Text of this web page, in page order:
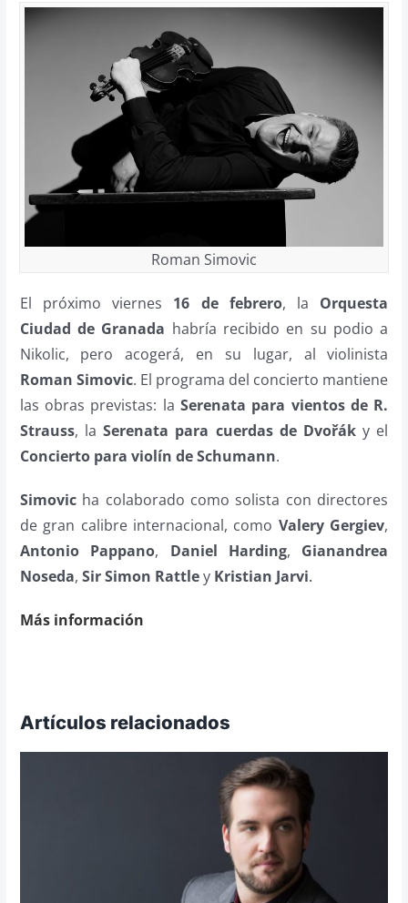
Roman Simovic
El próximo viernes 16 de febrero, la Orquesta
Ciudad de Granada habría recibido en su podio a
Nikolic, pero acogerá, en su lugar, al violinista
Roman Simovic. El programa del concierto mantiene
las obras previstas: la Serenata para vientos de R.
Strauss, laSerenata para cuerdas de Dvořáky el
Concierto para violín de Schumann.
Simovicha colaborado como solista con directores
de gran calibre internacional, como Valery Gergiev,
Antonio Pappano, Daniel Harding, Gianandrea
Noseda, Sir Simon Rattley Kristian Jarvi.
Más información
Artículos relacionados